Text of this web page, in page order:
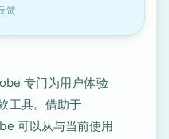
馈
专门为用户体验
工具。借助于
可以从与当前使用